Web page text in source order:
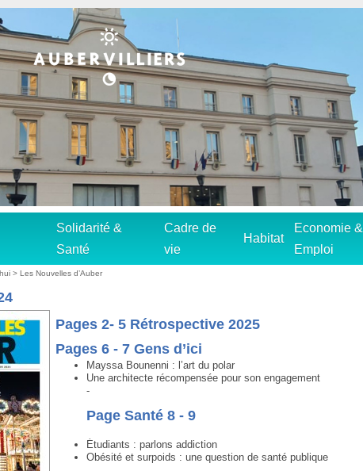
Solidarité &
Santé
Cadre de
vie
Habitat
Economie &
Emploi
>Les Nouvelles d’Auber
Pages 2- 5 Rétrospective 2025
Pages 6 - 7 Gens d’ici
Mayssa Bounenni : l’art du polar
Une architecte récompensée pour son engagement
-
Page Santé 8 - 9
Étudiants : parlons addiction
Obésité et surpoids : une question de santé publique